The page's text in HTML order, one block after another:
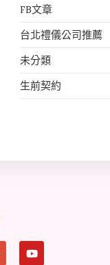
FB文章
台北禮儀公司推薦
未分類
生前契約